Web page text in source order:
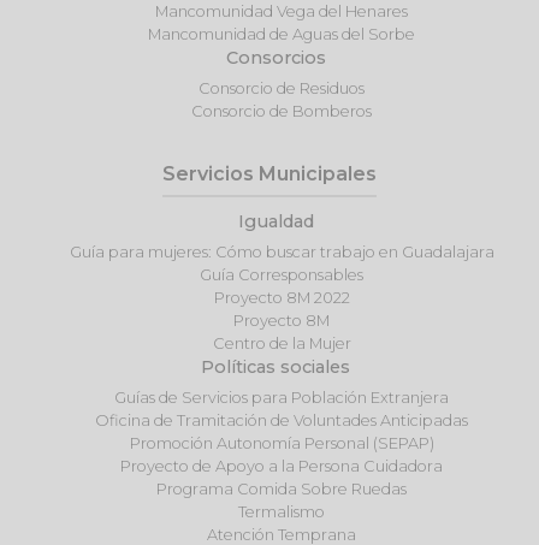
Mancomunidad Vega del Henares
Mancomunidad de Aguas del Sorbe
Consorcios
Consorcio de Residuos
Consorcio de Bomberos
Servicios Municipales
Igualdad
Guía para mujeres: Cómo buscar trabajo en Guadalajara
Guía Corresponsables
Proyecto 8M 2022
Proyecto 8M
Centro de la Mujer
Políticas sociales
Guías de Servicios para Población Extranjera
Oficina de Tramitación de Voluntades Anticipadas
Promoción Autonomía Personal (SEPAP)
Proyecto de Apoyo a la Persona Cuidadora
Programa Comida Sobre Ruedas
Termalismo
Atención Temprana